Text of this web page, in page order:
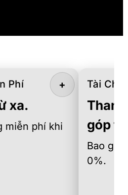
Phí
xa.
miễn phí khi
+ Tài
góp
Bao
0%.